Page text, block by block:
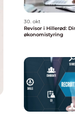
30. okt
Revisor i Hillerød:
økonomistyring